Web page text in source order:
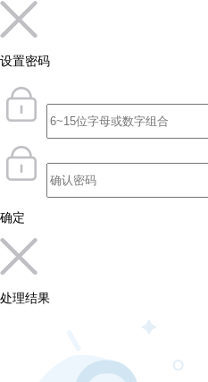
设置密码
确定
处理结果